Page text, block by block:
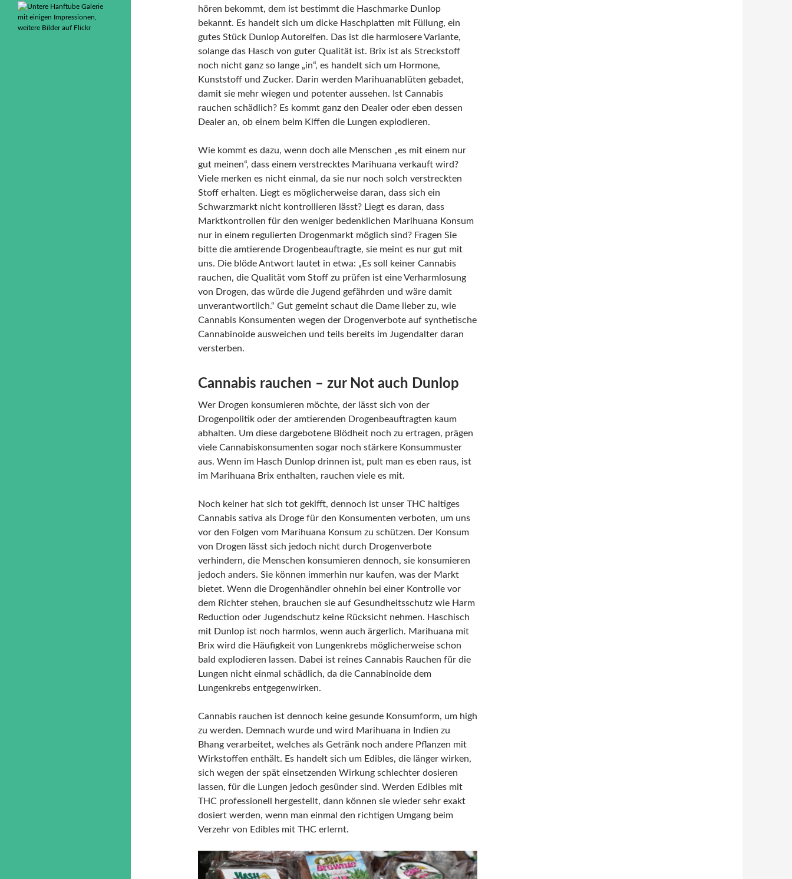
hören bekommt, dem ist bestimmt die Haschmarke Dunlop
bekannt. Es handelt sich um dicke Haschplatten mit Füllung, ein
gutes Stück Dunlop Autoreifen. Das ist die harmlosere Variante,
solange das Hasch von guter Qualität ist. Brix ist als Streckstoff
noch nicht ganz so lange „in“, es handelt sich um Hormone,
Kunststoff und Zucker. Darin werden Marihuanablüten gebadet,
damit sie mehr wiegen und potenter aussehen. Ist Cannabis
rauchen schädlich? Es kommt ganz den Dealer oder eben dessen
Dealer an, ob einem beim Kiffen die Lungen explodieren.
Wie kommt es dazu, wenn doch alle Menschen „es mit einem nur
gut meinen“, dass einem verstrecktes Marihuana verkauft wird?
Viele merken es nicht einmal, da sie nur noch solch verstreckten
Stoff erhalten. Liegt es möglicherweise daran, dass sich ein
Schwarzmarkt nicht kontrollieren lässt? Liegt es daran, dass
Marktkontrollen für den weniger bedenklichen Marihuana Konsum
nur in einem regulierten Drogenmarkt möglich sind? Fragen Sie
bitte die amtierende Drogenbeauftragte, sie meint es nur gut mit
uns. Die blöde Antwort lautet in etwa: „Es soll keiner Cannabis
rauchen, die Qualität vom Stoff zu prüfen ist eine Verharmlosung
von Drogen, das würde die Jugend gefährden und wäre damit
unverantwortlich.“ Gut gemeint schaut die Dame lieber zu, wie
Cannabis Konsumenten wegen der Drogenverbote auf synthetische
Cannabinoide ausweichen und teils bereits im Jugendalter daran
versterben.
Cannabis rauchen – zur Not auch Dunlop
Wer Drogen konsumieren möchte, der lässt sich von der
Drogenpolitik oder der amtierenden Drogenbeauftragten kaum
abhalten. Um diese dargebotene Blödheit noch zu ertragen, prägen
viele Cannabiskonsumenten sogar noch stärkere Konsummuster
aus. Wenn im Hasch Dunlop drinnen ist, pult man es eben raus, ist
im Marihuana Brix enthalten, rauchen viele es mit.
Noch keiner hat sich tot gekifft, dennoch ist unser THC haltiges
Cannabis sativa als Droge für den Konsumenten verboten, um uns
vor den Folgen vom Marihuana Konsum zu schützen. Der Konsum
von Drogen lässt sich jedoch nicht durch Drogenverbote
verhindern, die Menschen konsumieren dennoch, sie konsumieren
jedoch anders. Sie können immerhin nur kaufen, was der Markt
bietet. Wenn die Drogenhändler ohnehin bei einer Kontrolle vor
dem Richter stehen, brauchen sie auf Gesundheitsschutz wie Harm
Reduction oder Jugendschutz keine Rücksicht nehmen. Haschisch
mit Dunlop ist noch harmlos, wenn auch ärgerlich. Marihuana mit
Brix wird die Häufigkeit von Lungenkrebs möglicherweise schon
bald explodieren lassen. Dabei ist reines Cannabis Rauchen für die
Lungen nicht einmal schädlich, da die Cannabinoide dem
Lungenkrebs entgegenwirken.
Cannabis rauchen ist dennoch keine gesunde Konsumform, um high
zu werden. Demnach wurde und wird Marihuana in Indien zu
Bhang verarbeitet, welches als Getränk noch andere Pflanzen mit
Wirkstoffen enthält. Es handelt sich um Edibles, die länger wirken,
sich wegen der spät einsetzenden Wirkung schlechter dosieren
lassen, für die Lungen jedoch gesünder sind. Werden Edibles mit
THC professionell hergestellt, dann können sie wieder sehr exakt
dosiert werden, wenn man einmal den richtigen Umgang beim
Verzehr von Edibles mit THC erlernt.